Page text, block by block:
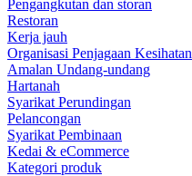
Pengangkutan dan storan
Restoran
Kerja jauh
Organisasi Penjagaan Kesihatan
Amalan Undang-undang
Hartanah
Syarikat Perundingan
Pelancongan
Syarikat Pembinaan
Kedai & eCommerce
Kategori produk